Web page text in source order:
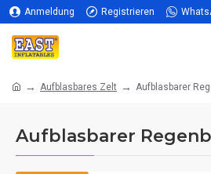
Anmeldung Registrieren
Aufblasbares Zelt Aufblasbarer
Aufblasbarer